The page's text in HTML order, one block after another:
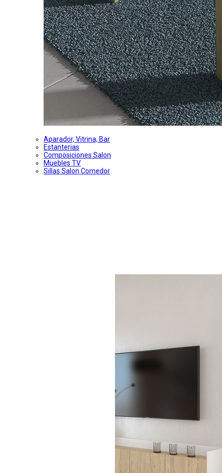
Aparador, Vitrina, Bar
Estanterias
Composiciones Salon
Muebles TV
Sillas Salon Comedor